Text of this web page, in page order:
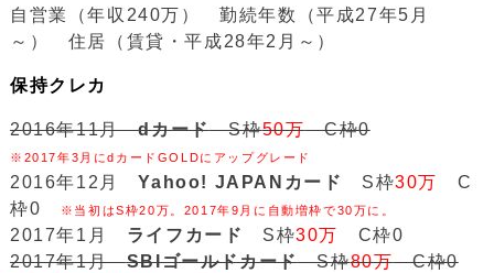
自営業（年収240万） 勤続年数（平成27年5月
～） 住居（賃貸・平成28年2月～）
保持クレカ
2016年11月dカードS枠50万C枠0
※2017年3月にdカードGOLDにアップグレード
2016年12月Yahoo! JAPANカード S枠30万
C
枠0
※当初はS枠20万。2017年9月に自動増枠で30万に。
2017年1月 ライフカード S枠30万
C枠0
2017年1月SBIゴールドカードS枠80万C枠0